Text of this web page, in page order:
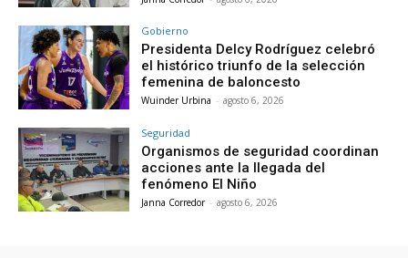
Gobierno
Presidenta Delcy Rodríguez celebró
el histórico triunfo de la selección
femenina de baloncesto
Wuinder Urbina - agosto 6, 2026
Seguridad
Organismos de seguridad coordinan
acciones ante la llegada del
fenómeno El Niño
Janna Corredor - agosto 6, 2026